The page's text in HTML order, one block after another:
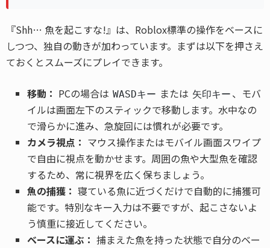
『Shh… 魚を起こすな!』は、Roblox標準の操作をベースに
しつつ、独自の動きが加わっています。まずは以下を押さえ
ておくとスムーズにプレイできます。
移動： PCの場合は WASDキー または 矢印キー 、モバ
イルは画面左下のスティックで移動します。水中なの
で滑らかに進み、急旋回には慣れが必要です。
カメラ視点： マウス操作またはモバイル画面スワイプ
で自由に視点を動かせます。周囲の魚や大型魚を確認
するため、常に視界を広く保ちましょう。
魚の捕獲： 寝ている魚に近づくだけで自動的に捕獲可
能です。特別なキー入力は不要ですが、起こさないよ
う慎重に接近してください。
ベースに運ぶ： 捕まえた魚を持った状態で自分のベー